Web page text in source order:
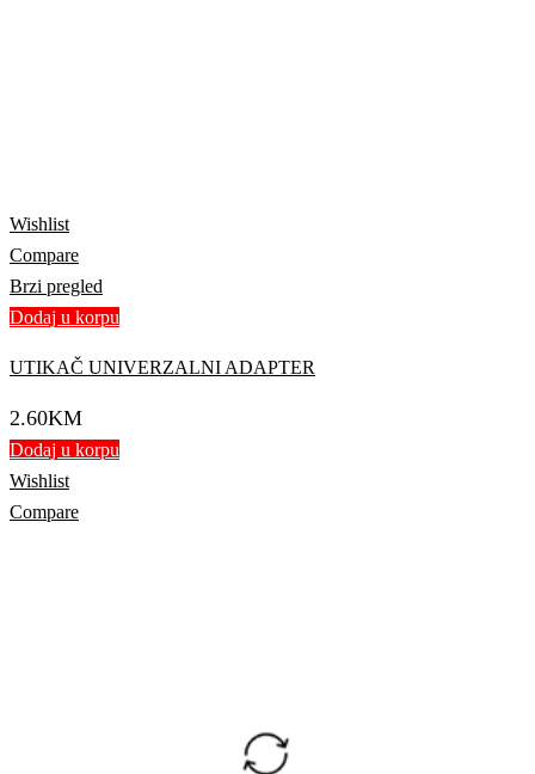
Wishlist
Compare
Brzi pregled
Dodaj u korpu
UTIKAČ UNIVERZALNI ADAPTER
2.60KM
Dodaj u korpu
Wishlist
Compare